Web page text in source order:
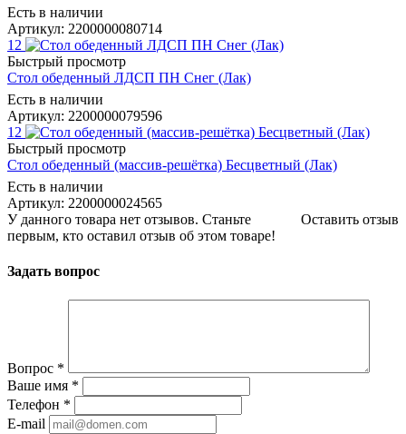
Есть в наличии
Артикул: 2200000080714
12
Быстрый просмотр
Стол обеденный ЛДСП ПН Снег (Лак)
Есть в наличии
Артикул: 2200000079596
12
Быстрый просмотр
Стол обеденный (массив-решётка) Бесцветный (Лак)
Есть в наличии
Артикул: 2200000024565
Оставить отзыв
У данного товара нет отзывов. Станьте
первым, кто оставил отзыв об этом товаре!
Задать вопрос
Вопрос *
Ваше имя *
Телефон *
E-mail